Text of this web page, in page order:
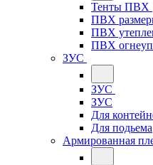
Тенты ПВХ
ПВХ
ПВХ
ПВХ
ЗУС
ЗУС
ЗУС
Для
Для подьема
Армированная